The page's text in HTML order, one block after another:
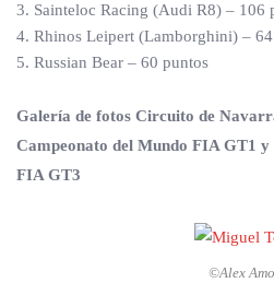
3. Sainteloc Racing (Audi R8) – 106
4. Rhinos Leipert (Lamborghini) –
5. Russian Bear – 60 puntos
Galería de fotos Circuito de
Campeonato del Mundo FIA GT1 y
FIA GT3
©Alex